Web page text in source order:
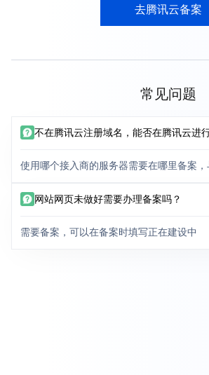
去腾讯云备案
常见问题
不在腾讯云注册域名，能否在腾讯云进
使用哪个接入商的服务器需要在哪里备案
网站网页未做好需要办理备案吗？
需要备案，可以在备案时填写正在建设中